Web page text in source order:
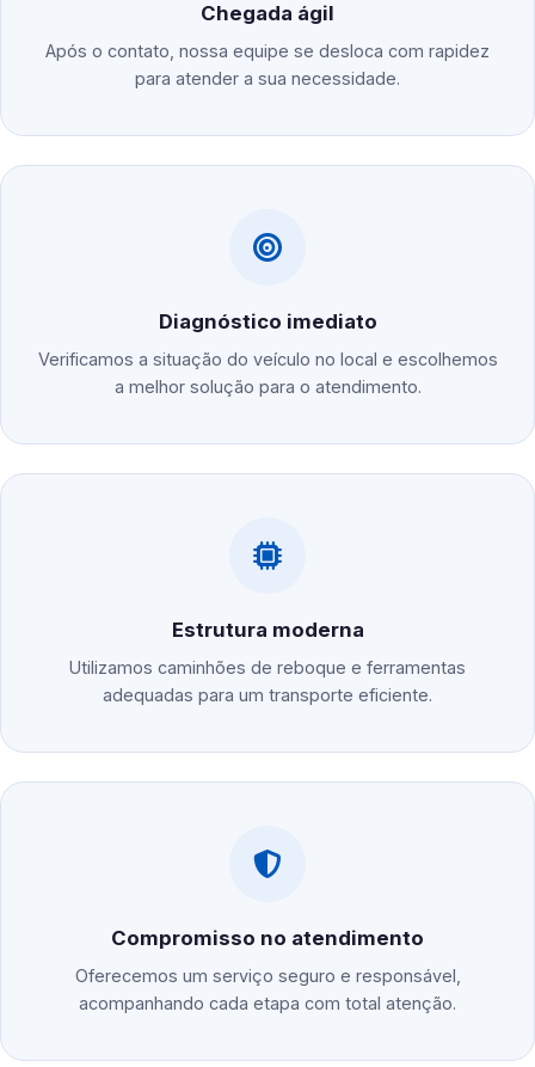
Chegada ágil
Após o contato, nossa equipe se desloca com rapidez
para atender a sua necessidade.
Diagnóstico imediato
Verificamos a situação do veículo no local e escolhemos
a melhor solução para o atendimento.
Estrutura moderna
Utilizamos caminhões de reboque e ferramentas
adequadas para um transporte eficiente.
Compromisso no atendimento
Oferecemos um serviço seguro e responsável,
acompanhando cada etapa com total atenção.